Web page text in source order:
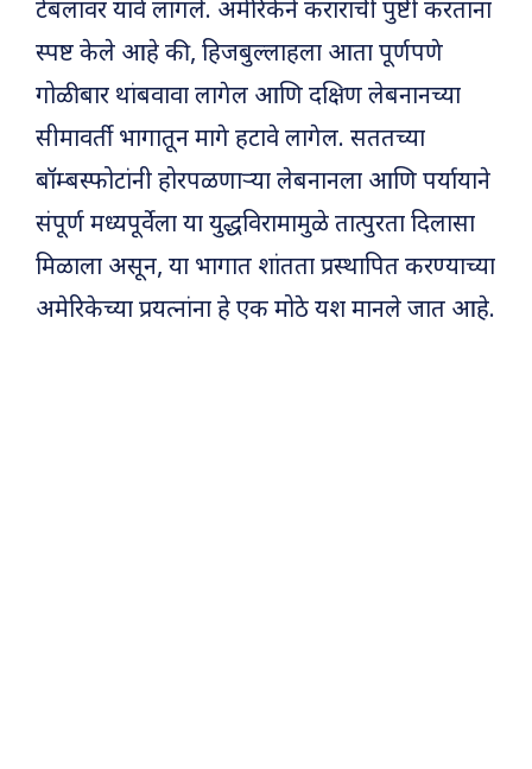
टेबलावर यावे लागले. अमेरिकेने कराराची पुष्टी करताना
स्पष्ट केले आहे की, हिजबुल्लाहला आता पूर्णपणे
गोळीबार थांबवावा लागेल आणि दक्षिण लेबनानच्या
सीमावर्ती भागातून मागे हटावे लागेल. सततच्या
बॉम्बस्फोटांनी होरपळणाऱ्या लेबनानला आणि पर्यायाने
संपूर्ण मध्यपूर्वेला या युद्धविरामामुळे तात्पुरता दिलासा
मिळाला असून, या भागात शांतता प्रस्थापित करण्याच्या
अमेरिकेच्या प्रयत्नांना हे एक मोठे यश मानले जात आहे.